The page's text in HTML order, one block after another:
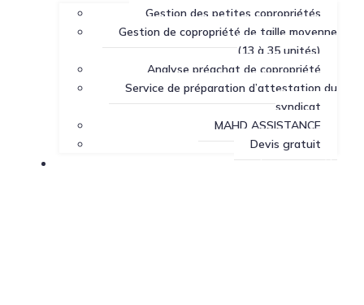
Gestion des petites copropriétés
Gestion de copropriété de taille moyenne
(13 à 35 unités)
Analyse préachat de copropriété
Service de préparation d’attestation du
syndicat
MAHD ASSISTANCE
Devis gratuit
Centre de ressources sur la copropriété